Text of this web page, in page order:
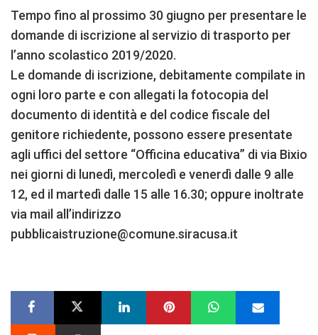
Tempo fino al prossimo 30 giugno per presentare le
domande di iscrizione al servizio di trasporto per
l’anno scolastico 2019/2020.
Le domande di iscrizione, debitamente compilate in
ogni loro parte e con allegati la fotocopia del
documento di identità e del codice fiscale del
genitore richiedente, possono essere presentate
agli uffici del settore “Officina educativa” di via Bixio
nei giorni di lunedì, mercoledì e venerdì dalle 9 alle
12, ed il martedì dalle 15 alle 16.30; oppure inoltrate
via mail all’indirizzo
pubblicaistruzione@comune.siracusa.it